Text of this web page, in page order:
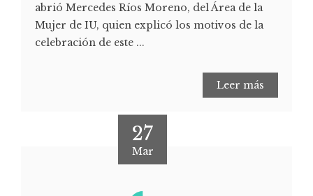
abrió Mercedes Ríos Moreno, del Área de la
Mujer de IU, quien explicó los motivos de la
celebración de este ...
Leer más
27
Mar